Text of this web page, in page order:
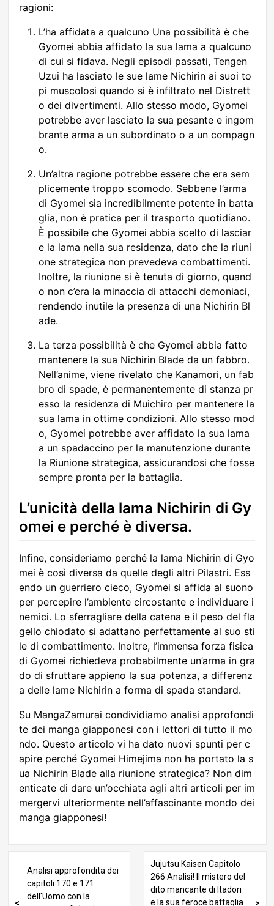
ragioni:
L’ha affidata a qualcuno Una possibilità è che
Gyomei abbia affidato la sua lama a qualcuno
di cui si fidava. Negli episodi passati, Tengen
Uzui ha lasciato le sue lame Nichirin ai suoi to
pi muscolosi quando si è infiltrato nel Distrett
o dei divertimenti. Allo stesso modo, Gyomei
potrebbe aver lasciato la sua pesante e ingom
brante arma a un subordinato o a un compagn
o.
Un’altra ragione potrebbe essere che era sem
plicemente troppo scomodo. Sebbene l’arma
di Gyomei sia incredibilmente potente in batta
glia, non è pratica per il trasporto quotidiano.
È possibile che Gyomei abbia scelto di lasciar
e la lama nella sua residenza, dato che la riuni
one strategica non prevedeva combattimenti.
Inoltre, la riunione si è tenuta di giorno, quand
o non c’era la minaccia di attacchi demoniaci,
rendendo inutile la presenza di una Nichirin Bl
ade.
La terza possibilità è che Gyomei abbia fatto
mantenere la sua Nichirin Blade da un fabbro.
Nell’anime, viene rivelato che Kanamori, un fab
bro di spade, è permanentemente di stanza pr
esso la residenza di Muichiro per mantenere la
sua lama in ottime condizioni. Allo stesso mod
o, Gyomei potrebbe aver affidato la sua lama
a un spadaccino per la manutenzione durante
la Riunione strategica, assicurandosi che fosse
sempre pronta per la battaglia.
L’unicità della lama Nichirin di Gy
omei e perché è diversa.
Infine, consideriamo perché la lama Nichirin di Gyo
mei è così diversa da quelle degli altri Pilastri. Ess
endo un guerriero cieco, Gyomei si affida al suono
per percepire l’ambiente circostante e individuare i
nemici. Lo sferragliare della catena e il peso del fla
gello chiodato si adattano perfettamente al suo sti
le di combattimento. Inoltre, l’immensa forza fisica
di Gyomei richiedeva probabilmente un’arma in gra
do di sfruttare appieno la sua potenza, a differenz
a delle lame Nichirin a forma di spada standard.
Su MangaZamurai condividiamo analisi approfondi
te dei manga giapponesi con i lettori di tutto il mo
ndo. Questo articolo vi ha dato nuovi spunti per c
apire perché Gyomei Himejima non ha portato la s
ua Nichirin Blade alla riunione strategica? Non dim
enticate di dare un’occhiata agli altri articoli per im
mergervi ulteriormente nell’affascinante mondo dei
manga giapponesi!
Analisi approfondita dei
capitoli 170 e 171
dell'Uomo con la
Jujutsu Kaisen Capitolo
266 Analisi! Il mistero del
dito mancante di Itadori
e la sua feroce battaglia